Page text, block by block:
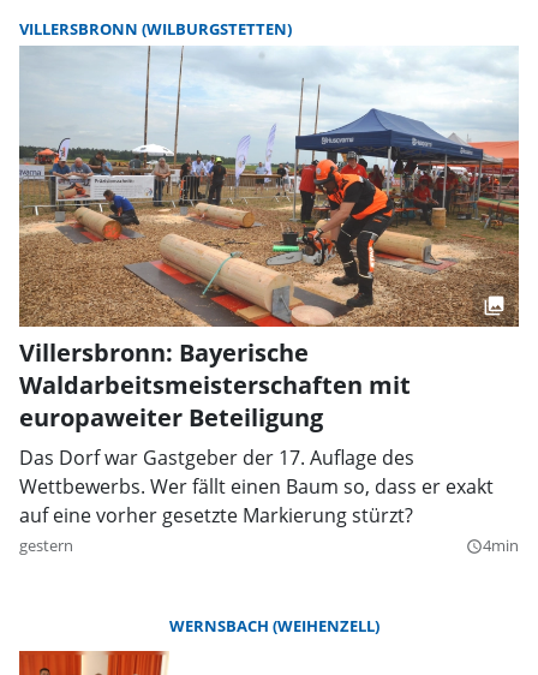
VILLERSBRONN (WILBURGSTETTEN)
Villersbronn: Bayerische
Waldarbeitsmeisterschaften mit
europaweiter Beteiligung
Das Dorf war Gastgeber der 17. Auflage des
Wettbewerbs. Wer fällt einen Baum so, dass er exakt
auf eine vorher gesetzte Markierung stürzt?
gestern query_builder4min
WERNSBACH (WEIHENZELL)